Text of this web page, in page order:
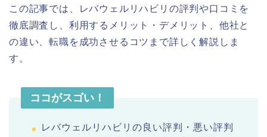
この記事では、レバウェルリハビリの評判や口コミを
徹底調査し、利用するメリット・デメリット、他社と
の違い、転職を成功させるコツまで詳しく解説しま
す。
ココがスゴい！
レバウェルリハビリの良い評判・悪い評判